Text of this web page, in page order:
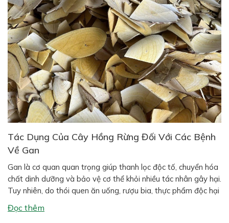
Tác Dụng Của Cây Hồng Rừng Đối Với Các Bệnh
Về Gan
Gan là cơ quan quan trọng giúp thanh lọc độc tố, chuyển hóa
chất dinh dưỡng và bảo vệ cơ thể khỏi nhiều tác nhân gây hại.
Tuy nhiên, do thói quen ăn uống, rượu bia, thực phẩm độc hại
và môi trường ô nhiễm, các bệnh về gan ngày càng phổ biến
như gan […]
Đọc thêm